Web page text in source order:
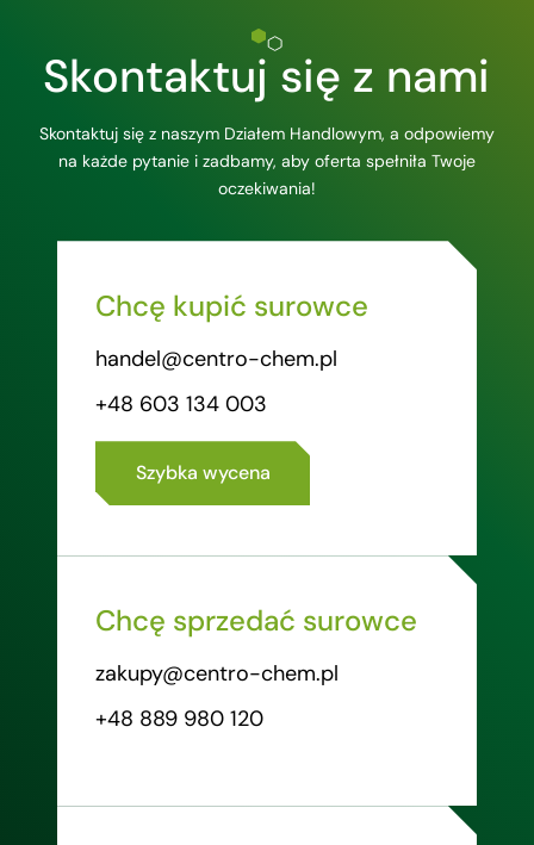
Skontaktuj się z nami
Skontaktuj się z naszym Działem Handlowym, a odpowiemy
na każde pytanie i zadbamy, aby oferta spełniła Twoje
oczekiwania!
Chcę kupić surowce
handel@centro-chem.pl
+48 603 134 003
Szybka wycena
Chcę sprzedać surowce
zakupy@centro-chem.pl
+48 889 980 120